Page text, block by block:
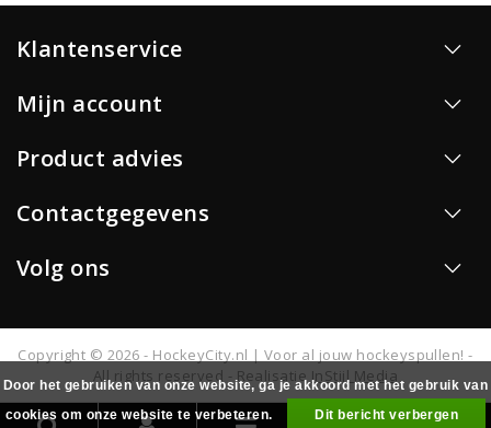
Klantenservice
Mijn account
Product advies
Contactgegevens
Volg ons
Copyright © 2026 - HockeyCity.nl | Voor al jouw hockeyspullen! -
All rights reserved - Realisatie InStijl Media
0
Door het gebruiken van onze website, ga je akkoord met het gebruik van
cookies om onze website te verbeteren.
Dit bericht verbergen